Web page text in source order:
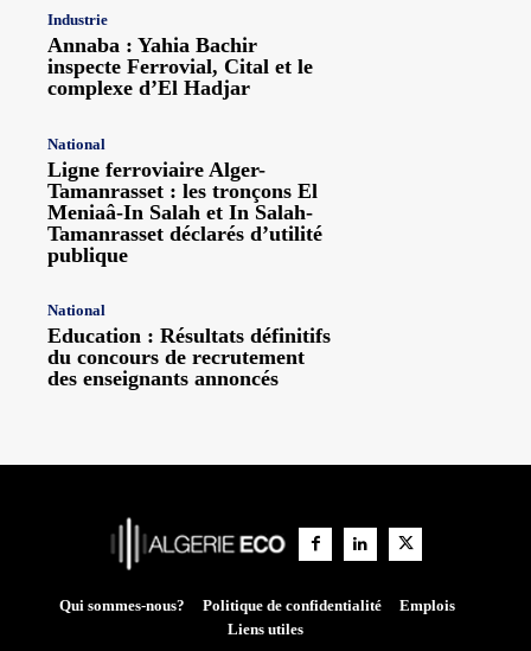
Industrie
Annaba : Yahia Bachir
inspecte Ferrovial, Cital et le
complexe d’El Hadjar
National
Ligne ferroviaire Alger-
Tamanrasset : les tronçons El
Meniaâ-In Salah et In Salah-
Tamanrasset déclarés d’utilité
publique
National
Education : Résultats définitifs
du concours de recrutement
des enseignants annoncés
Qui sommes-nous? Politique de confidentialité
Emplois
Liens utiles